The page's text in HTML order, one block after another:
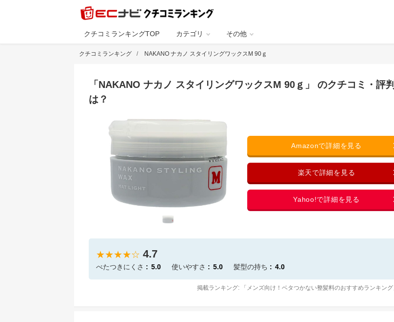
クチコミランキングTOP カテゴリ その他
クチコミランキング NAKANO ナカノ スタイリングワックスM 90ｇ
「 NAKANO ナカノ スタイリングワックスM 90ｇ 」 のクチコミ・評判
は？
★★★★☆ 4.7
べたつきにくさ 5.0 使いやすさ 5.0 髪型の持ち 4.0
掲載ランキング: 「 メンズ向け！ベタつかない整髪料のおすすめランキング